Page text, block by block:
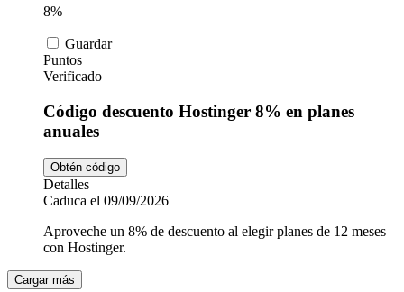
8%
Guardar
Puntos
Verificado
Código descuento Hostinger 8% en planes
anuales
Obtén código
Detalles
Caduca el 09/09/2026
Aproveche un 8% de descuento al elegir planes de 12 meses
con Hostinger.
Cargar más